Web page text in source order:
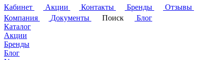
Кабинет
Акции Контакты Бренды
Отзывы
Компания
Документы Поиск
Блог
Каталог
Акции
Бренды
Блог